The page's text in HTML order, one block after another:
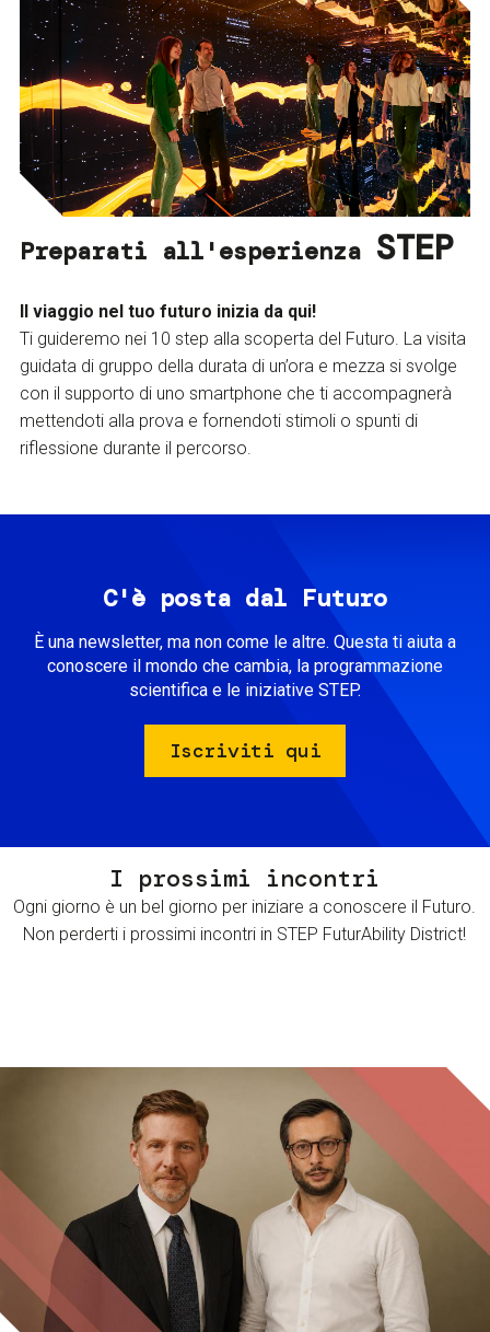
Preparati all'esperienza STEP
Il viaggio nel tuo futuro inizia da qui!
Ti guideremo nei 10 step alla scoperta del Futuro. La visita
guidata di gruppo della durata di un’ora e mezza si svolge
con il supporto di uno smartphone che ti accompagnerà
mettendoti alla prova e fornendoti stimoli o spunti di
riflessione durante il percorso.
C'è posta dal Futuro
È una newsletter, ma non come le altre. Questa ti aiuta a
conoscere il mondo che cambia, la programmazione
scientifica e le iniziative STEP.
Iscriviti qui
I prossimi incontri
Ogni giorno è un bel giorno per iniziare a conoscere il Futuro.
Non perderti i prossimi incontri in STEP FuturAbility District!